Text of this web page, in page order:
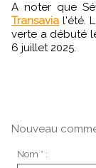
A noter que
Transavia l'été.
verte a débuté
6 juillet 2025.
Nouveau
Nom * :